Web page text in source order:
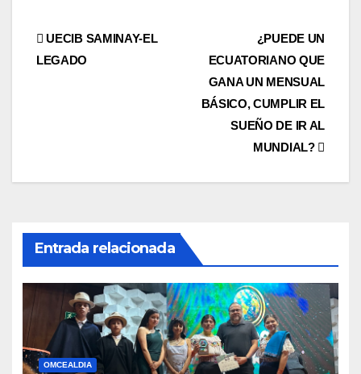
Navegación
¿PUEDE UN
ECUATORIANO QUE
GANA UN MENSUAL
BÁSICO, CUMPLIR EL
SUEÑO DE IR AL
MUNDIAL?
UECIB SAMINAY-EL
LEGADO
Entrada relacionada
OMCEALDIA